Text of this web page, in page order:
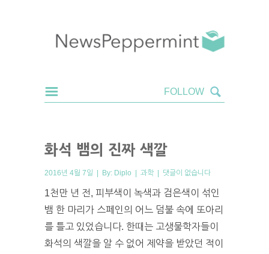
화석 뱀의 진짜 색깔
2016년 4월 7일 | By: Diplo | 과학 | 댓글이 없습니다
1천만 년 전, 피부색이 녹색과 검은색이 섞인
뱀 한 마리가 스페인의 어느 덤불 속에 또아리
를 틀고 있었습니다. 한때는 고생물학자들이
화석의 색깔을 알 수 없어 제약을 받았던 적이